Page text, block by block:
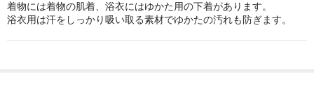
着物には着物の肌着、浴衣にはゆかた用の下着があります。
浴衣用は汗をしっかり吸い取る素材でゆかたの汚れも防ぎます。